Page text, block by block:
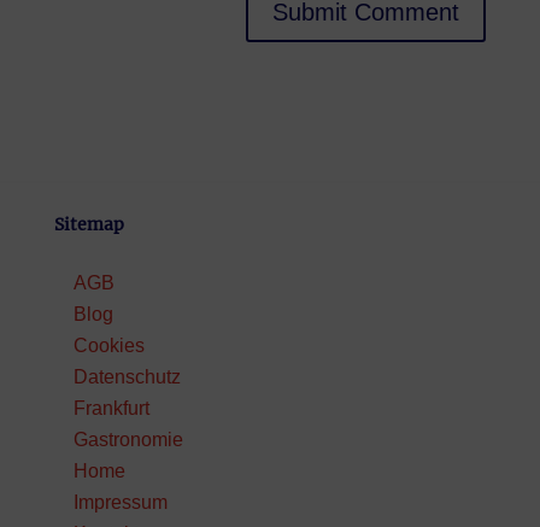
Sitemap
AGB
Blog
Cookies
Datenschutz
Frankfurt
Gastronomie
Home
Impressum